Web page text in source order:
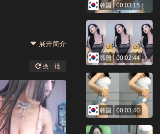
展开简介
换一批
韩国 00:03:15
韩国 00:02:44
韩国 00:03:40